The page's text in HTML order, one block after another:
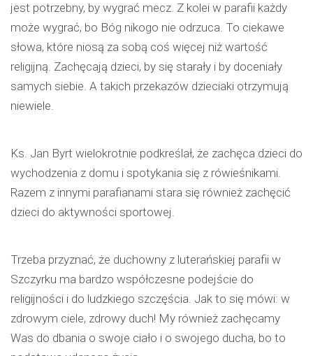
jest potrzebny, by wygrać mecz. Z kolei w parafii każdy
może wygrać, bo Bóg nikogo nie odrzuca. To ciekawe
słowa, które niosą za sobą coś więcej niż wartość
religijną. Zachęcają dzieci, by się starały i by doceniały
samych siebie. A takich przekazów dzieciaki otrzymują
niewiele.
Ks. Jan Byrt wielokrotnie podkreślał, że zachęca dzieci do
wychodzenia z domu i spotykania się z rówieśnikami.
Razem z innymi parafianami stara się również zachęcić
dzieci do aktywności sportowej.
Trzeba przyznać, że duchowny z luterańskiej parafii w
Szczyrku ma bardzo współczesne podejście do
religijności i do ludzkiego szczęścia. Jak to się mówi: w
zdrowym ciele, zdrowy duch! My również zachęcamy
Was do dbania o swoje ciało i o swojego ducha, bo to